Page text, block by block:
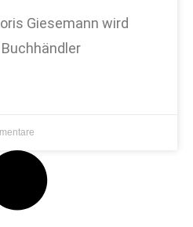
Giesemann wird